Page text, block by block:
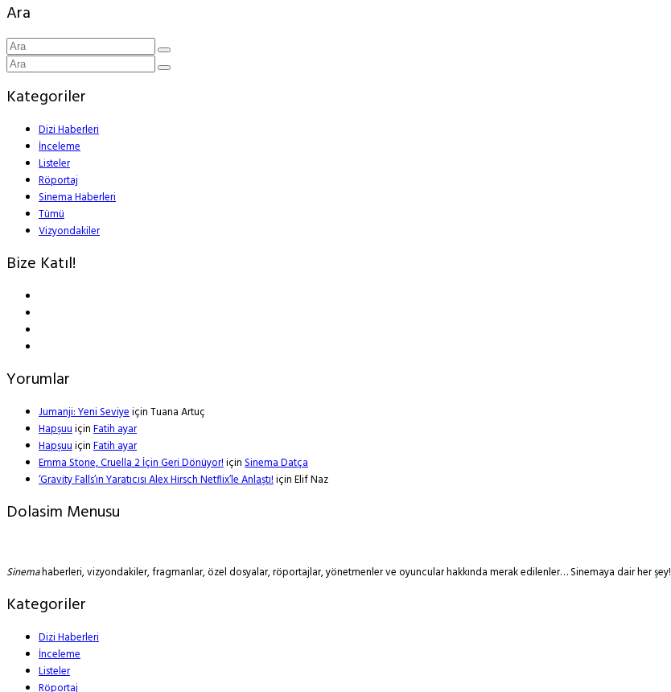
Ara
Kategoriler
Dizi Haberleri
İnceleme
Listeler
Röportaj
Sinema Haberleri
Tümü
Vizyondakiler
Bize Katıl!
Yorumlar
Jumanji: Yeni SeviyeiçinTuana Artuç
HapşuuiçinFatih ayar
HapşuuiçinFatih ayar
Emma Stone, Cruella 2 İçin Geri Dönüyor!içinSinema Datça
‘Gravity Falls’ın Yaratıcısı Alex Hirsch Netflix’le Anlaştı!içinElif Naz
Dolasim Menusu
Sinemahaberleri, vizyondakiler, fragmanlar, özel dosyalar, röportajlar, yönetmenler ve oyuncular hakkında merak edilenler… Sinemaya dair her şey!
Kategoriler
Dizi Haberleri
İnceleme
Listeler
Röportaj